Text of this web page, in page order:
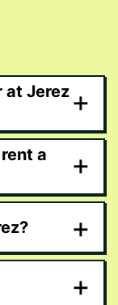
at Jerez +
a
+
+
+